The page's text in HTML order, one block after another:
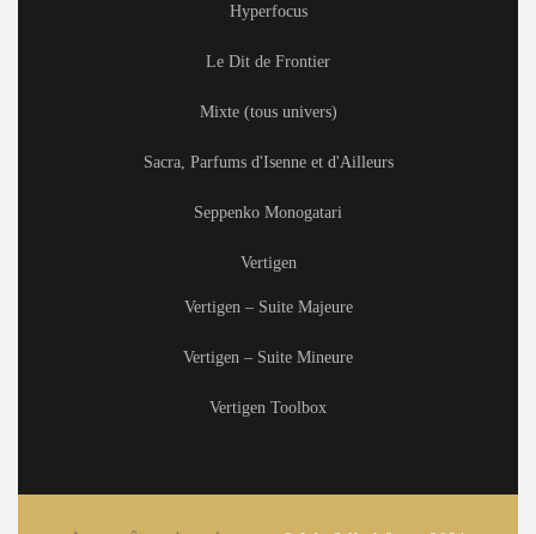
Hyperfocus
Le Dit de Frontier
Mixte (tous univers)
Sacra, Parfums d'Isenne et d'Ailleurs
Seppenko Monogatari
Vertigen
Vertigen – Suite Majeure
Vertigen – Suite Mineure
Vertigen Toolbox